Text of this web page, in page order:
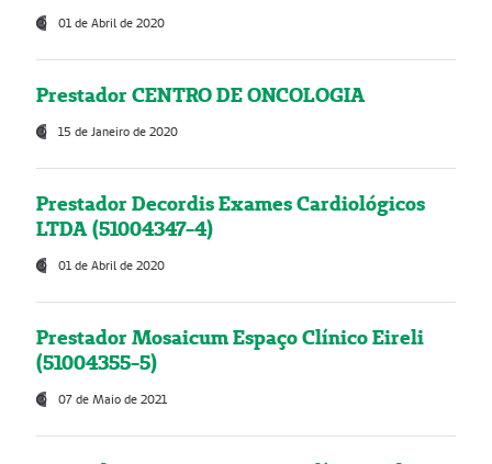
01 de Abril de 2020
Prestador CENTRO DE ONCOLOGIA
15 de Janeiro de 2020
Prestador Decordis Exames Cardiológicos
LTDA (51004347-4)
01 de Abril de 2020
Prestador Mosaicum Espaço Clínico Eireli
(51004355-5)
07 de Maio de 2021